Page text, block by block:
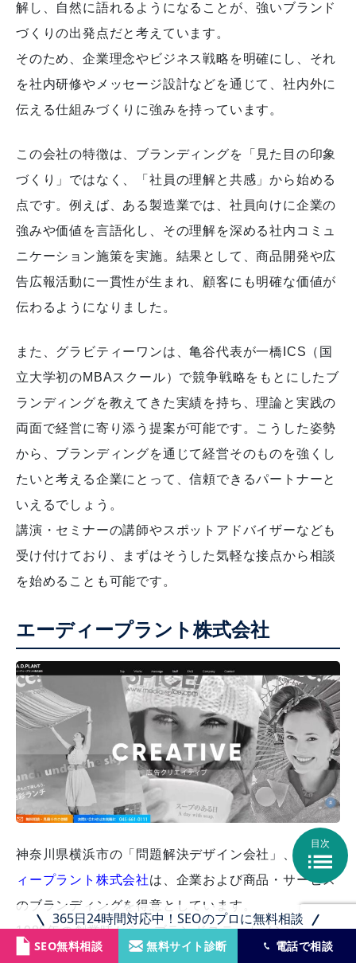
365日24時間対応中！SEOのプロに無料相談
SEO無料相談 無料サイト診断 電話で相談
解し、自然に語れるようになることが、強いブランド
づくりの出発点だと考えています。
そのため、企業理念やビジネス戦略を明確にし、それ
を社内研修やメッセージ設計などを通じて、社内外に
伝える仕組みづくりに強みを持っています。
この会社の特徴は、ブランディングを「見た目の印象
づくり」ではなく、「社員の理解と共感」から始める
点です。例えば、ある製造業では、社員向けに企業の
強みや価値を言語化し、その理解を深める社内コミュ
ニケーション施策を実施。結果として、商品開発や広
告広報活動に一貫性が生まれ、顧客にも明確な価値が
伝わるようになりました。
また、グラビティーワンは、亀谷代表が一橋ICS（国
立大学初のMBAスクール）で競争戦略をもとにしたブ
ランディングを教えてきた実績を持ち、理論と実践の
両面で経営に寄り添う提案が可能です。こうした姿勢
から、ブランディングを通じて経営そのものを強くし
たいと考える企業にとって、信頼できるパートナーと
いえるでしょう。
講演・セミナーの講師やスポットアドバイザーなども
受け付けており、まずはそうした気軽な接点から相談
を始めることも可能です。
エーディープラント株式会社
神奈川県横浜市の「問題解決デザイン会社」、
エーデ
ィープラント株式会社は、企業および商品・サービス
のブランディングを得意としています。
1986年の創業時から、ブランドステートメントの設
定サポート、CI、ロゴ制作、キービジュアル・キーメ
目次
